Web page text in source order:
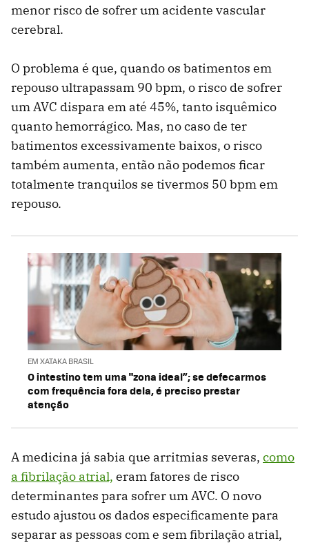
menor risco de sofrer um acidente vascular
cerebral.
O problema é que, quando os batimentos em
repouso ultrapassam 90 bpm, o risco de sofrer
um AVC dispara em até 45%, tanto isquêmico
quanto hemorrágico. Mas, no caso de ter
batimentos excessivamente baixos, o risco
também aumenta, então não podemos ficar
totalmente tranquilos se tivermos 50 bpm em
repouso.
EM XATAKA BRASIL
O intestino tem uma "zona ideal”; se defecarmos
com frequência fora dela, é preciso prestar
atenção
A medicina já sabia que arritmias severas, como
a fibrilação atrial, eram fatores de risco
determinantes para sofrer um AVC. O novo
estudo ajustou os dados especificamente para
separar as pessoas com e sem fibrilação atrial,